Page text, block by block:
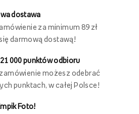
dostawa
za minimum 89 zł
darmową dostawą!
000 punktów odbioru
możesz odebrać
punktach, w całej Polsce!
Foto!